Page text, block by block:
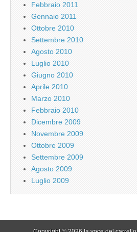
Febbraio 2011
Gennaio 2011
Ottobre 2010
Settembre 2010
Agosto 2010
Luglio 2010
Giugno 2010
Aprile 2010
Marzo 2010
Febbraio 2010
Dicembre 2009
Novembre 2009
Ottobre 2009
Settembre 2009
Agosto 2009
Luglio 2009